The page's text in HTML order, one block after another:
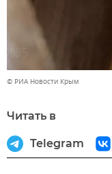
© РИА Новости Крым
Читать в
Telegram